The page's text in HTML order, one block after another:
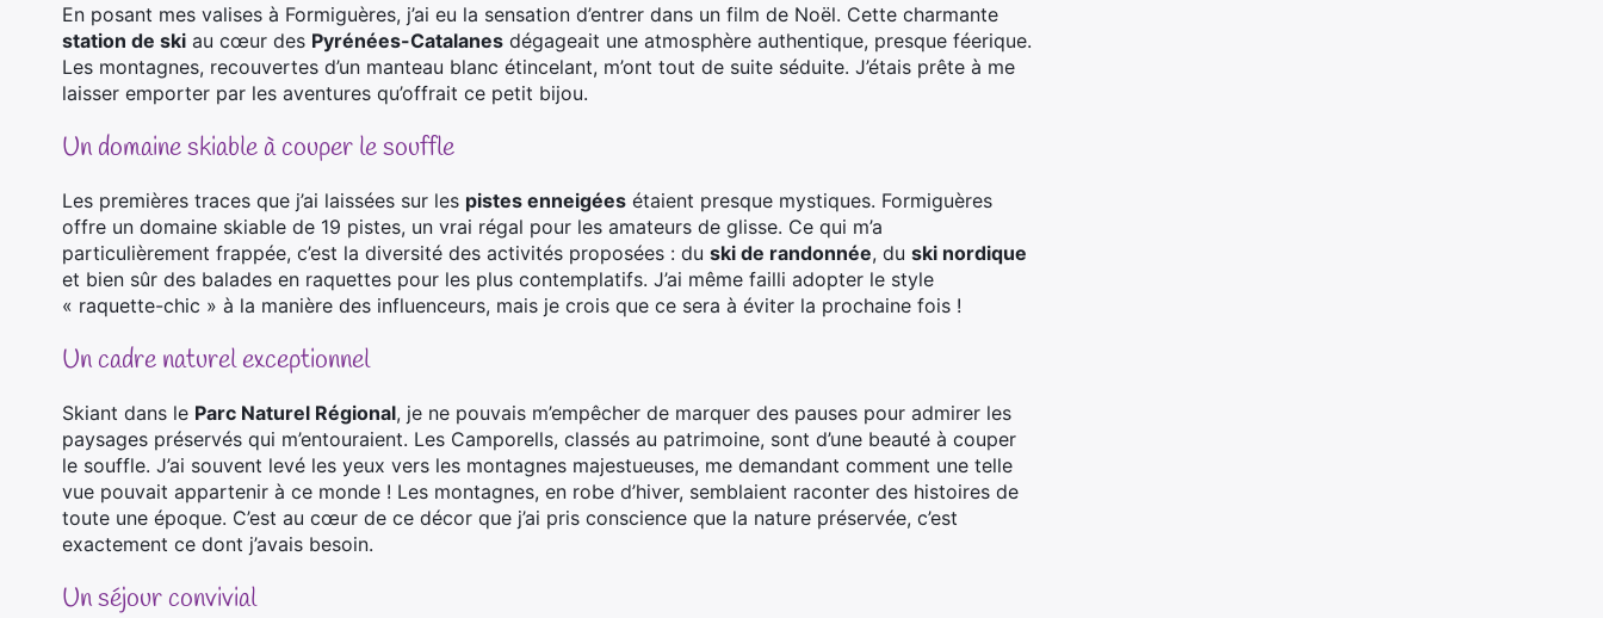
En posant mes valises à Formiguères, j’ai eu la sensation d’entrer dans un film de Noël. Cette charmante
station de ski au cœur des Pyrénées-Catalanes dégageait une atmosphère authentique, presque féerique.
Les montagnes, recouvertes d’un manteau blanc étincelant, m’ont tout de suite séduite. J’étais prête à me
laisser emporter par les aventures qu’offrait ce petit bijou.
Un domaine skiable à couper le souffle
Les premières traces que j’ai laissées sur les pistes enneigées étaient presque mystiques. Formiguères
offre un domaine skiable de 19 pistes, un vrai régal pour les amateurs de glisse. Ce qui m’a
particulièrement frappée, c’est la diversité des activités proposées : du ski de randonnée, du ski nordique
et bien sûr des balades en raquettes pour les plus contemplatifs. J’ai même failli adopter le style
« raquette-chic » à la manière des influenceurs, mais je crois que ce sera à éviter la prochaine fois !
Un cadre naturel exceptionnel
Skiant dans le Parc Naturel Régional, je ne pouvais m’empêcher de marquer des pauses pour admirer les
paysages préservés qui m’entouraient. Les Camporells, classés au patrimoine, sont d’une beauté à couper
le souffle. J’ai souvent levé les yeux vers les montagnes majestueuses, me demandant comment une telle
vue pouvait appartenir à ce monde ! Les montagnes, en robe d’hiver, semblaient raconter des histoires de
toute une époque. C’est au cœur de ce décor que j’ai pris conscience que la nature préservée, c’est
exactement ce dont j’avais besoin.
Un séjour convivial